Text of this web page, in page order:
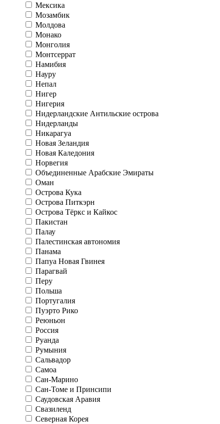
Мексика
Мозамбик
Молдова
Монако
Монголия
Монтсеррат
Намибия
Науру
Непал
Нигер
Нигерия
Нидерландские Антильские острова
Нидерланды
Никарагуа
Новая Зеландия
Новая Каледония
Норвегия
Объединенные Арабские Эмираты
Оман
Острова Кука
Острова Питкэрн
Острова Тёркс и Кайкос
Пакистан
Палау
Палестинская автономия
Панама
Папуа Новая Гвинея
Парагвай
Перу
Польша
Португалия
Пуэрто Рико
Реюньон
Россия
Руанда
Румыния
Сальвадор
Самоа
Сан-Марино
Сан-Томе и Принсипи
Саудовская Аравия
Свазиленд
Северная Корея